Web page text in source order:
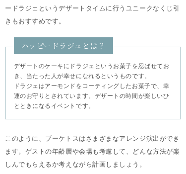
ードラジェというデザートタイムに行うユニークなくじ引
きもおすすめです。
ハッピードラジェとは？
デザートのケーキにドラジェというお菓子を忍ばせてお
き、当たった人が幸せになれるというものです。
ドラジェはアーモンドをコーティングしたお菓子で、幸
運のお守りとされています。デザートの時間が楽しいひ
とときになるイベントです。
このように、ブーケトスはさまざまなアレンジ演出ができ
ます。ゲストの年齢層や会場も考慮して、どんな方法が楽
しんでもらえるか考えながら計画しましょう。